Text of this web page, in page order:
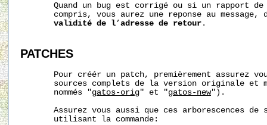
Quand un bug est corrigé ou si un rapport de
compris, vous aurez une reponse au message,
validité de l’ adresse de retour .
PATCHES
Pour créér un patch, premièrement assurez
sources complets de la version originale et
       nommés "
gatos-orig" et "gatos-new").
Assurez vous aussi que ces arborescences de
       utilisant la commande: